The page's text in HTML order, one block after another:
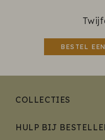
BESTEL
COLLECTIES
HULP BIJ